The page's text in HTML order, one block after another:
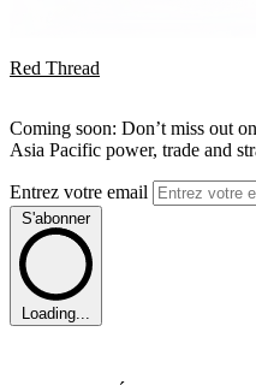
Red Thread
Coming soon: Don’t miss out
Asia Pacific power, trade and
Entrez votre email
S'abonner
Loading...